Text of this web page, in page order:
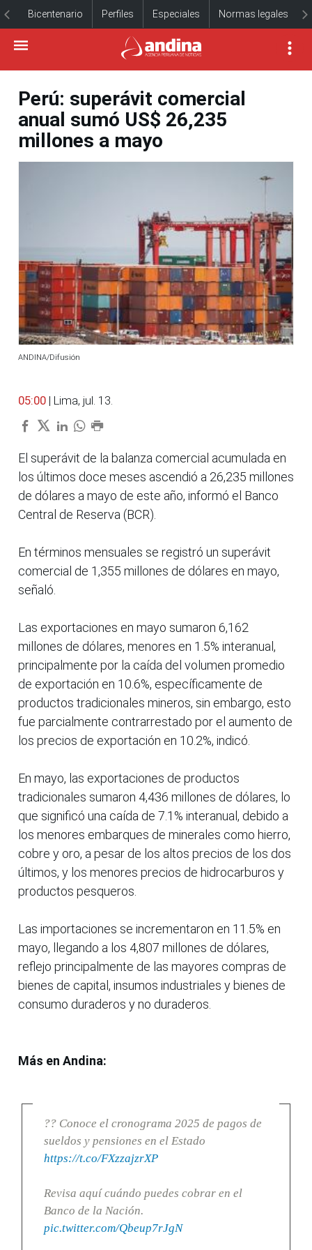
Bicentenario Perfiles Especiales Normas legales
Perú: superávit comercial
anual sumó US$ 26,235
millones a mayo
ANDINA/Difusión
05:00 | Lima, jul. 13.
El superávit de la balanza comercial acumulada en
los últimos doce meses ascendió a 26,235 millones
de dólares a mayo de este año, informó el Banco
Central de Reserva (BCR).
En términos mensuales se registró un superávit
comercial de 1,355 millones de dólares en mayo,
señaló.
Las exportaciones en mayo sumaron 6,162
millones de dólares, menores en 1.5% interanual,
principalmente por la caída del volumen promedio
de exportación en 10.6%, específicamente de
productos tradicionales mineros, sin embargo, esto
fue parcialmente contrarrestado por el aumento de
los precios de exportación en 10.2%, indicó.
En mayo, las exportaciones de productos
tradicionales sumaron 4,436 millones de dólares, lo
que significó una caída de 7.1% interanual, debido a
los menores embarques de minerales como hierro,
cobre y oro, a pesar de los altos precios de los dos
últimos, y los menores precios de hidrocarburos y
productos pesqueros.
Las importaciones se incrementaron en 11.5% en
mayo, llegando a los 4,807 millones de dólares,
reflejo principalmente de las mayores compras de
bienes de capital, insumos industriales y bienes de
consumo duraderos y no duraderos.
Más en Andina:
?? Conoce el cronograma 2025 de pagos de
sueldos y pensiones en el Estado
https://t.co/FXzzajzrXP
Revisa aquí cuándo puedes cobrar en el
Banco de la Nación.
pic.twitter.com/Qbeup7rJgN